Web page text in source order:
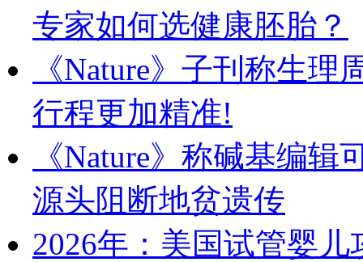
专家如何选健康胚胎？
《Nature》子刊称生
行程更加精准!
《Nature》称碱基编
源头阻断地贫遗传
2026年：美国试管婴